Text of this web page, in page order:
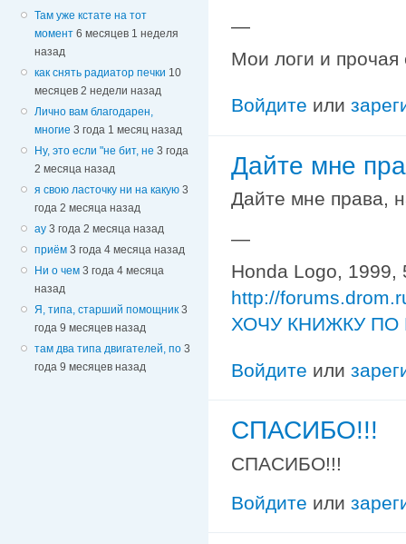
Там уже кстате на тот
момент 6 месяцев 1 неделя
назад
как снять радиатор печки 10
месяцев 2 недели назад
Лично вам благодарен,
многие 3 года 1 месяц назад
Ну, это если "не бит, не 3 года
2 месяца назад
я свою ласточку ни на какую 3
года 2 месяца назад
ау 3 года 2 месяца назад
приём 3 года 4 месяца назад
Ни о чем 3 года 4 месяца
назад
Я, типа, старший помощник 3
года 9 месяцев назад
там два типа двигателей, по 3
года 9 месяцев назад
—
Мои логи и
Войдите или
Дайте мне
Дайте мне права,
—
Honda Logo, 1999,
http://
ХОЧУ КНИЖКУ ПО
Войдите или
СПАСИБО!!!
СПАСИБО!!!
Войдите или